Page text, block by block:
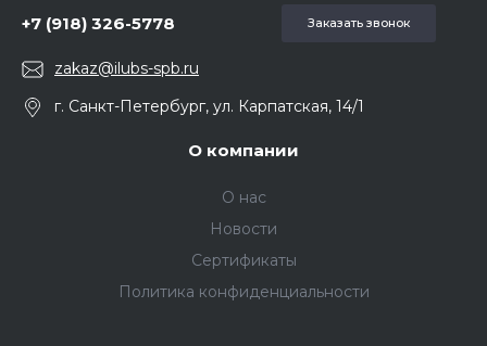
+7 (918) 326-5778 Заказать звонок
zakaz@ilubs-spb.ru
г. Санкт-Петербург, ул. Карпатская, 14/1
О компании
О нас
Новости
Сертификаты
Политика конфиденциальности